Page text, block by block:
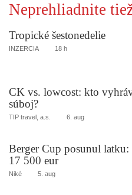
Neprehliadnite
Tropické šestonedelie
INZERCIA 18 h
CK vs. lowcost: kto
súboj?
TIP travel, a.s. 6. aug
Berger Cup posunul latku:
17 500 eur
Niké 5. aug